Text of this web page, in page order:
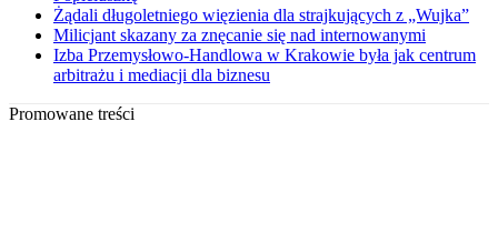
Żądali długoletniego więzienia dla strajkujących z „Wujka”
Milicjant skazany za znęcanie się nad internowanymi
Izba Przemysłowo-Handlowa w Krakowie była jak centrum
arbitrażu i mediacji dla biznesu
Promowane treści